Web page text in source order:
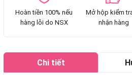
Hoàn tiền 100% nếu
hàng lỗi do NSX
Mở hộp kiểm
nhận hàng
Chi tiết